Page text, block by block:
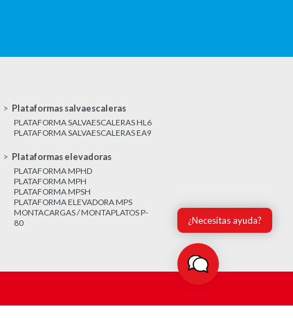
Plataformas salvaescaleras
PLATAFORMA SALVAESCALERAS HL6
PLATAFORMA SALVAESCALERAS EA9
Plataformas elevadoras
PLATAFORMA MPHD
PLATAFORMA MPH
PLATAFORMA MPSH
PLATAFORMA ELEVADORA MPS
MONTACARGAS / MONTAPLATOS P-
80
¿Necesitas ayuda?